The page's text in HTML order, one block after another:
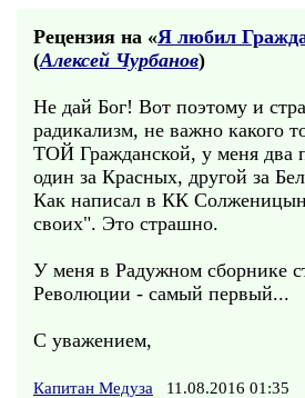
Рецензия на «Я любил
(Алексей Чурбанов)
Не дай Бог! Вот поэтому и
радикализм, не важно какого
ТОЙ Гражданской, у меня два
один за Красных, другой за
Как написал в КК
своих". Это страшно.
У меня в Радужном сборнике
Революции - самый первый...
С уважением,
Капитан Медуза 11.08.2016 01:35